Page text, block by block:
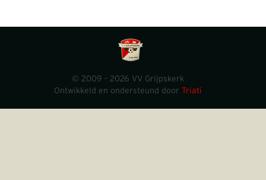
© 2009 - 2026 VV Grijpskerk
Ontwikkeld en ondersteund door Triati